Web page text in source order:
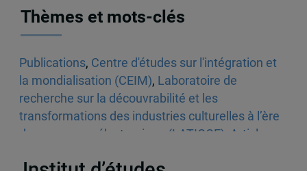
Thèmes et mots-clés
Publications, Centre d'études sur l'intégration et
la mondialisation (CEIM), Laboratoire de
recherche sur la découvrabilité et les
transformations des industries culturelles à l’ère
du commerce électronique (LATICCE)
Articles